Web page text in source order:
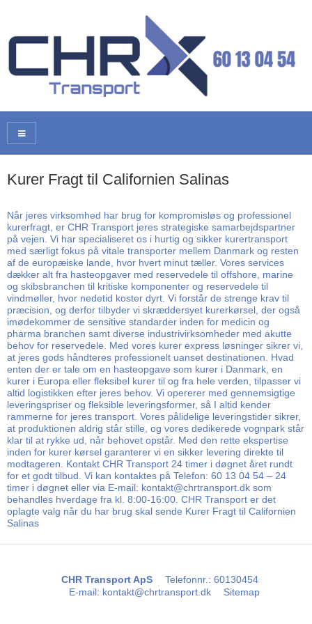
Kurer Fragt til Californien Salinas
Når jeres virksomhed har brug for kompromisløs og professionel
kurerfragt, er CHR Transport jeres strategiske samarbejdspartner
på vejen. Vi har specialiseret os i hurtig og sikker kurertransport
med særligt fokus på vitale transporter mellem Danmark og resten
af de europæiske lande, hvor hvert minut tæller. Vores services
dækker alt fra hasteopgaver med reservedele til offshore, marine
og skibsbranchen til kritiske komponenter og reservedele til
vindmøller, hvor nedetid koster dyrt. Vi forstår de strenge krav til
præcision, og derfor tilbyder vi skræddersyet kurerkørsel, der også
imødekommer de sensitive standarder inden for medicin og
pharma branchen samt diverse industrivirksomheder med akutte
behov for reservedele. Med vores kurer express løsninger sikrer vi,
at jeres gods håndteres professionelt uanset destinationen. Hvad
enten der er tale om en hasteopgave som kurer i Danmark, en
kurer i Europa eller fleksibel kurer til og fra hele verden, tilpasser vi
altid logistikken efter jeres behov. Vi opererer med gennemsigtige
leveringspriser og fleksible leveringsformer, så I altid kender
rammerne for jeres transport. Vores pålidelige leveringstider sikrer,
at produktionen aldrig står stille, og vores dedikerede vognpark står
klar til at rykke ud, når behovet opstår. Med den rette ekspertise
inden for kurer kørsel garanterer vi en sikker levering direkte til
modtageren. Kontakt CHR Transport 24 timer i døgnet året rundt
for et godt tilbud. Vi kan kontaktes på Telefon: 60 13 04 54 – 24
timer i døgnet eller via E-mail: kontakt@chrtransport.dk som
behandles hverdage fra kl. 8:00-16:00. CHR Transport er det
oplagte valg når du har brug skal sende Kurer Fragt til Californien
Salinas
CHR Transport ApS Telefonnr.: 60130454
E-mail: kontakt@chrtransport.dk Sitemap